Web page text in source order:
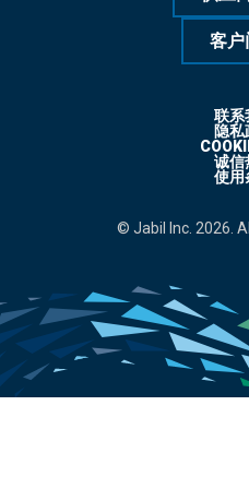
客户
联系
隐私
诚信
使用
© Jabil Inc. 2026.